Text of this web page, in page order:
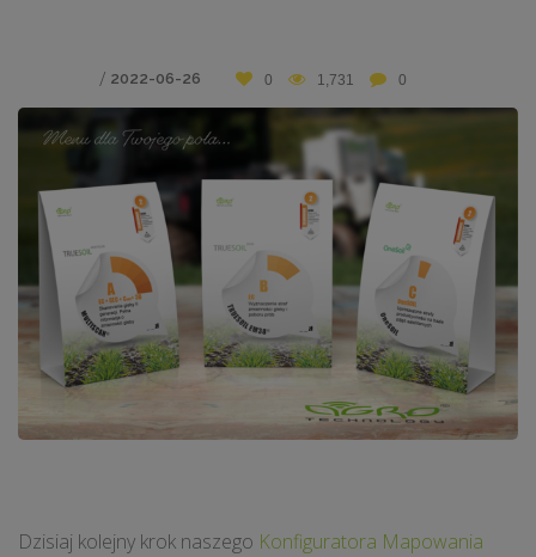
/ 2022-06-26 0 1,731 0
Dzisiaj kolejny krok naszego Konfiguratora Mapowania